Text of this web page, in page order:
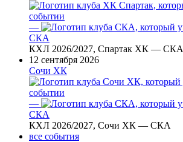
—
СКА
КХЛ 2026/2027, Спартак ХК — СКА
12 сентября 2026
Сочи ХК
—
СКА
КХЛ 2026/2027, Сочи ХК — СКА
все события